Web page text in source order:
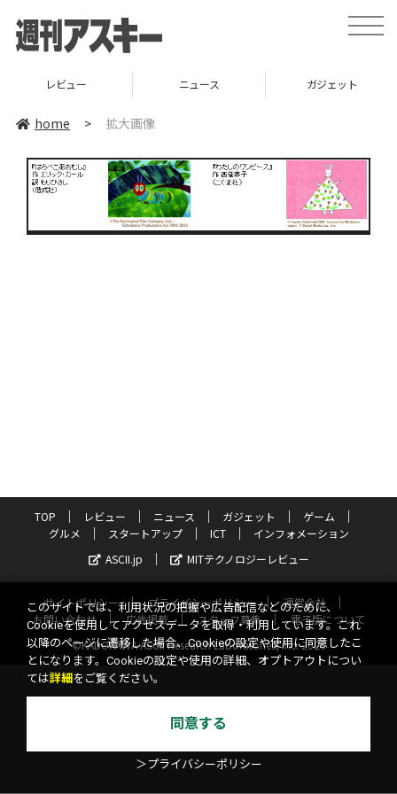
toggle
レビュー ニュース ガジェット
home > 拡大画像
TOP レビュー ニュース ガジェット
ゲーム
グルメ
スタートアップ ICT
インフォメーション
ASCII.jp
MITテクノロジーレビュー
サイトポリシー プライバシーポリシー
運営会社
お問い合わせ
広告掲載 スタッフ募集
電子版について
©KADOKAWA ASCII Research Laboratories, Inc. 2026
このサイトでは、利用状況の把握や広告配信などのために、
Cookieを使用してアクセスデータを取得・利用しています。これ
以降のページに遷移した場合、Cookieの設定や使用に同意したこ
とになります。Cookieの設定や使用の詳細、オプトアウトについ
ては詳細 をご覧ください。
同意する
＞プライバシーポリシー